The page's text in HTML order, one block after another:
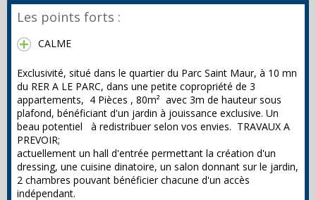
Les points forts :
CALME
Exclusivité, situé dans le quartier du Parc Saint Maur, à 10 mn
du RER A LE PARC, dans une petite copropriété de 3
appartements, 4 Pièces , 80m² avec 3m de hauteur sous
plafond, bénéficiant d'un jardin à jouissance exclusive. Un
beau potentiel à redistribuer selon vos envies. TRAVAUX A
PREVOIR;
actuellement un hall d'entrée permettant la création d'un
dressing, une cuisine dinatoire, un salon donnant sur le jardin,
2 chambres pouvant bénéficier chacune d'un accès
indépendant.